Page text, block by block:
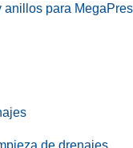
anillos para
de drenajes